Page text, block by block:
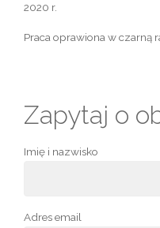
2020 r.
Praca oprawiona w czarną
Zapytaj o
Imię i nazwisko
Adres email